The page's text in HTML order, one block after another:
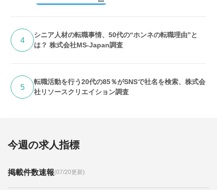
4
シニア人材の転職事情、50代の“ホンネの転職理由”と
は？ 株式会社MS-Japan調査
5
転職活動を行う20代の85％がSNSで社名を検索、株式会
社リソースクリエイション調査
今週の求人指標
掲載件数速報(07/20更新)